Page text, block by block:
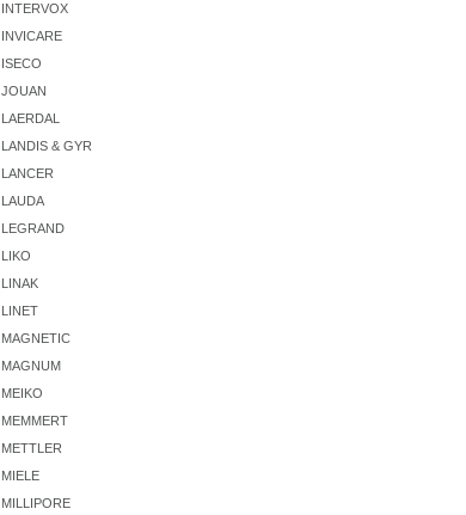
INTERVOX
INVICARE
ISECO
JOUAN
LAERDAL
LANDIS & GYR
LANCER
LAUDA
LEGRAND
LIKO
LINAK
LINET
MAGNETIC
MAGNUM
MEIKO
MEMMERT
METTLER
MIELE
MILLIPORE